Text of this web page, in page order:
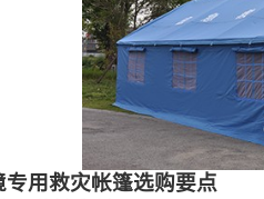
用救灾帐篷选购要点